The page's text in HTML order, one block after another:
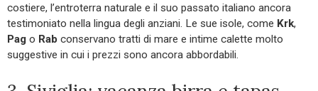
costiere, l’entroterra naturale e il suo passato italiano ancora
testimoniato nella lingua degli anziani. Le sue isole, come Krk,
Pag o Rab conservano tratti di mare e intime calette molto
suggestive in cui i prezzi sono ancora abbordabili.